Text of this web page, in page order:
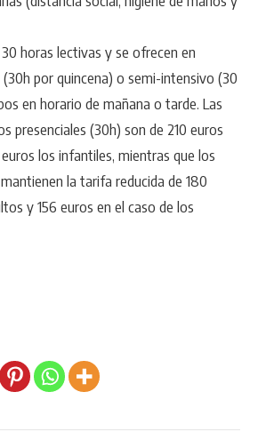
horas lectivas y se ofrecen en
por quincena) o semi-intensivo (30
en horario de mañana o tarde. Las
presenciales (30h) son de 210 euros
los infantiles, mientras que los
la tarifa reducida de 180
y 156 euros en el caso de los